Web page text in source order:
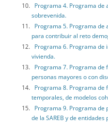
Programa 4. Programa de
sobrevenida.
Programa 5. Programa de
para contribuir al reto
Programa 6. Programa de
vivienda.
Programa 7. Programa de
personas mayores o con
Programa 8. Programa
temporales, de modelos
Programa 9. Programa de
de la SAREB y de entidades